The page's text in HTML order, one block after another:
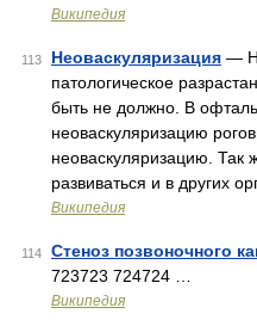
Википедия
113 Неоваскуляризация —
патологическое
быть не должно. В
неоваскуляризацию
неоваскуляризацию. Так
развиваться и в других
Википедия
114 Стеноз позвоночного
723723 724724 …
Википедия